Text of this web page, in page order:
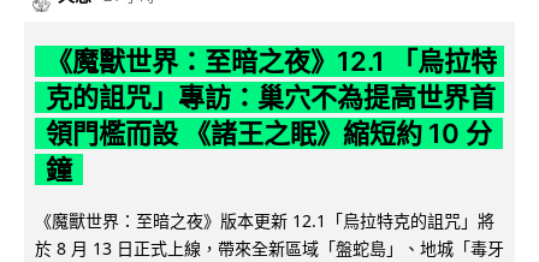
《魔獸世界：至暗之夜》12.1 「烏拉特
克的詛咒」專訪：巢穴不為提高世界首
領門檻而設 《諸王之眠》縮短約 10 分
鐘
《魔獸世界：至暗之夜》版本更新 12.1「烏拉特克的詛咒」將
於 8 月 13 日正式上線，帶來全新區域「盤蛇島」、地城「毒牙